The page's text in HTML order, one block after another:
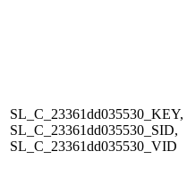
SL_C_23361dd035530_KEY,
SL_C_23361dd035530_SID,
SL_C_23361dd035530_VID